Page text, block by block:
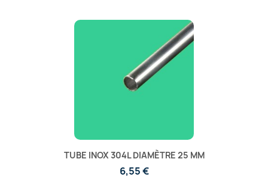
TUBE INOX 304L DIAMÈTRE 25 MM
6,55 €